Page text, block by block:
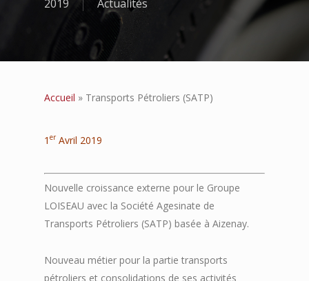
2019
Actualités
Accueil » Transports Pétroliers (SATP)
1erAvril 2019
Nouvelle croissance externe pour le Groupe
LOISEAU avec la Société Agesinate de
Transports Pétroliers (SATP) basée à Aizenay.
Nouveau métier pour la partie transports
pétroliers et consolidations de ses activités